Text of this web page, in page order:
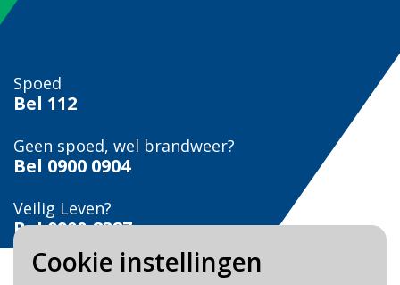
Cookie instellingen
Spoed
Bel 112
Geen spoed, wel brandweer?
Bel 0900 0904
Veilig Leven?
Bel 0900-8387